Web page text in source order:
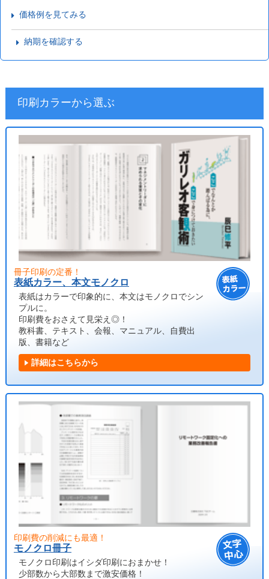
価格例を見てみる
納期を確認する
印刷カラーから選ぶ
冊子印刷の定番！
表紙カラー、本文モノクロ
表紙はカラーで印象的に、本文はモノクロでシン
プルに。
印刷費をおさえて見栄え◎！
教科書、テキスト、会報、マニュアル、自費出
版、書籍など
詳細はこちらから
印刷費の削減にも最適！
モノクロ冊子
モノクロ印刷はイシダ印刷におまかせ！
少部数から大部数まで激安価格！